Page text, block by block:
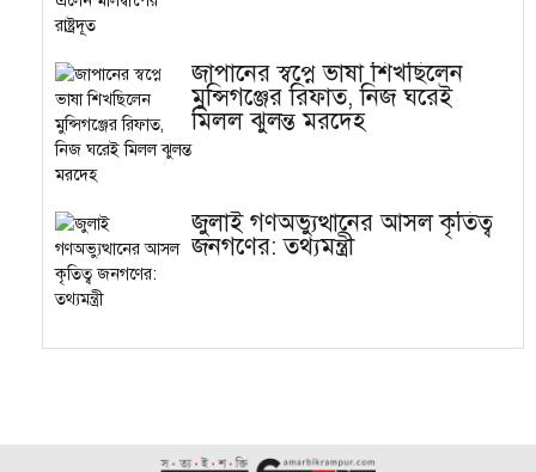
জাপানের স্বপ্নে ভাষা শিখছিলেন
মুন্সিগঞ্জের রিফাত, নিজ ঘরেই
মিলল ঝুলন্ত মরদেহ
জুলাই গণঅভ্যুত্থানের আসল কৃতিত্ব
জনগণের: তথ্যমন্ত্রী